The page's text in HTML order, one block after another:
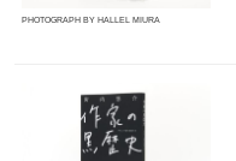
PHOTOGRAPH BY HALLEL MIURA